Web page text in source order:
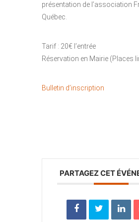
présentation de l’association
Québec.
Tarif : 20€ l’entrée
Réservation en Mairie (Places
Bulletin d’inscription
PARTAGEZ CET